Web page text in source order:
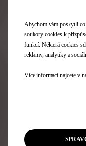
ChatGPT &
Abychom vám poskytli co
soubory cookies k
funkcí. Některá cookies
reklamy, analytiky a
Více informací najdete v